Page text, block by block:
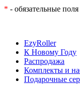
* - обязательные поля
EzyRoller
К Новому Году
Распродажа
Комплекты и
Подарочные